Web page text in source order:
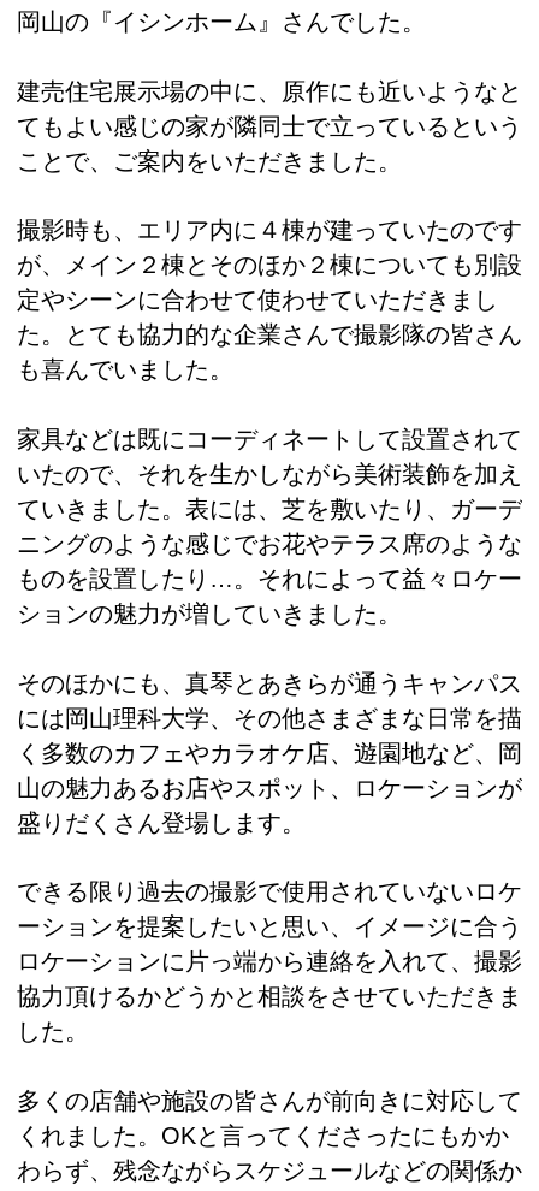
岡山の『イシンホーム』さんでした。
建売住宅展示場の中に、原作にも近いようなと
てもよい感じの家が隣同士で立っているという
ことで、ご案内をいただきました。
撮影時も、エリア内に４棟が建っていたのです
が、メイン２棟とそのほか２棟についても別設
定やシーンに合わせて使わせていただきまし
た。とても協力的な企業さんで撮影隊の皆さん
も喜んでいました。
家具などは既にコーディネートして設置されて
いたので、それを生かしながら美術装飾を加え
ていきました。表には、芝を敷いたり、ガーデ
ニングのような感じでお花やテラス席のような
ものを設置したり…。それによって益々ロケー
ションの魅力が増していきました。
そのほかにも、真琴とあきらが通うキャンパス
には岡山理科大学、その他さまざまな日常を描
く多数のカフェやカラオケ店、遊園地など、岡
山の魅力あるお店やスポット、ロケーションが
盛りだくさん登場します。
できる限り過去の撮影で使用されていないロケ
ーションを提案したいと思い、イメージに合う
ロケーションに片っ端から連絡を入れて、撮影
協力頂けるかどうかと相談をさせていただきま
した。
多くの店舗や施設の皆さんが前向きに対応して
くれました。OKと言ってくださったにもかか
わらず、残念ながらスケジュールなどの関係か